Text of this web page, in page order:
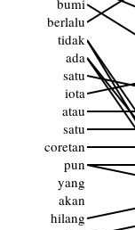
bumi
berlalu
tidak
ada
satu
iota
atau
satu
coretan
pun
yang
akan
hilang